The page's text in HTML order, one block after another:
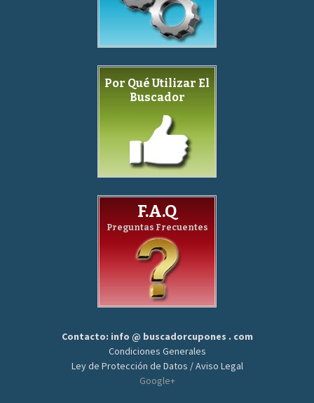
Por Qué Utilizar El
Buscador
F.A.Q
Preguntas Frecuentes
Contacto: info @ buscadorcupones . com
Condiciones Generales
Ley de Protección de Datos / Aviso Legal
Google+